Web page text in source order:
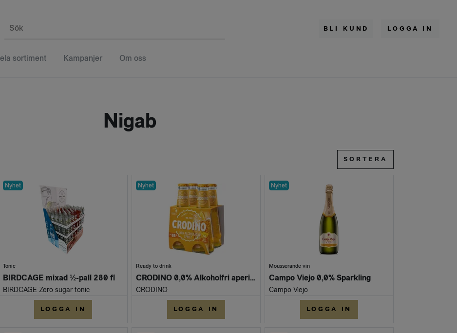
Sök BLI KUND LOGGA IN
sortiment Kampanjer Om oss
Nigab
SORTERA
Nyhet
Tonic
BIRDCAGE mixad ½-pall 280 fl
BIRDCAGE Zero sugar tonic
LOGGA IN
Nyhet
Ready to drink
CRODINO 0,0% Alkoholfri aperitif 4 x 175 ml
CRODINO
LOGGA IN
Nyhet
Mousserande vin
Campo Viejo 0,0% Sparkling
Campo Viejo
LOGGA IN